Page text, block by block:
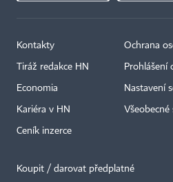
Kontakty
Tiráž redakce HN
Economia
Kariéra v HN
Ceník inzerce
Ochrana
Prohlášení
Nastavení
Koupit / darovat předplatné